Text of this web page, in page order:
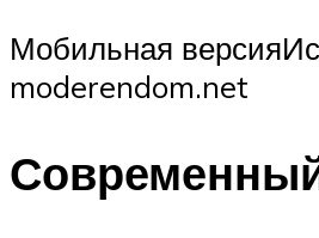
Мобильная
moderendom.net